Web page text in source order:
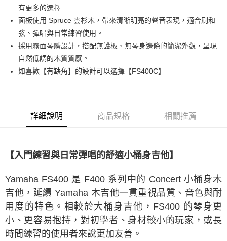
玉山商業銀行
台灣樂天信用卡公司
元大商業銀行
玉山商業銀行
星展（台灣）商業銀行
台新國際商業銀行
全盈+PAY
大哥付你分期
相關說明
【大哥付你分期使用說明】
1.本服務由台灣大哥大提供，台灣大哥大用戶可立即使用無須另外申請。
2.付款方式選擇「大哥付你分期」，訂單成立後會自動跳轉到大哥付的交易
消。如遇「轉專審核」未通過狀況，表示未達大哥付你分期系統評分，恕無
法說明評估內容。
醒簡訊。
帳／街口支付／iPASS MONEY」等通路繳費。
【注意事項】
1.本服務係由「台灣大哥大股份有限公司」（以下簡稱本公司）所提供，讓
用戶於交易時，得透過本服務購買商品或服務，並由商店將買賣／分期付款
買賣價金債權讓與本公司後，依約使用本公司帳單繳交帳款。
2.基於同意付款使用「大哥付你分期」之契約關係目的，商店將以您的個人
資料（包含姓名、電話或地址）提供予台灣大哥大進項蒐集、處理及利用，
ATM付款
每筆NT$60，滿NT$1,000(含以上)免運費
有更多的選擇
面板使用 Spruce 雲杉木，帶來清晰明亮的聲音表現，適合刷和
弦、彈唱與日常練習使用。
採用霧面琴體設計，搭配無護板、無琴身邊條的簡潔外觀，呈現
自然低調的木質質感。
如喜歡【有缺角】的設計可以選擇【FS400C】
詳細說明 商品規格 相關推薦
【入門練習與日常彈唱的舒適小桶身吉他】
Yamaha FS400 是 F400 系列中的 Concert 小桶身木
吉他，延續 Yamaha 木吉他一貫重視品質、音色與耐
用度的特色。相較於大桶身吉他，FS400 的琴身更
小、更容易抱持，對初學者、身材較小的玩家，或長
時間練習的使用者來說更加友善。